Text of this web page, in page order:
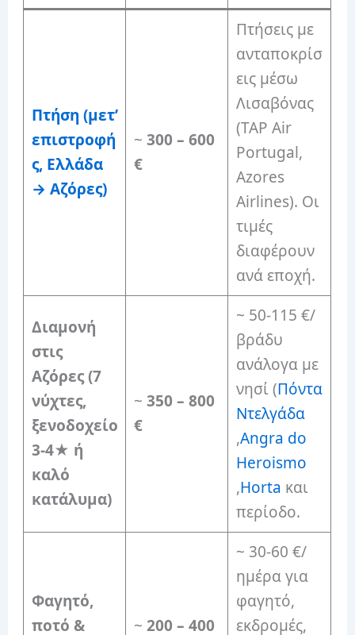
Πτήση (μετ’
επιστροφή
ς, Ελλάδα
→ Αζόρες)
~ 300 – 600
€
Πτήσεις με
ανταποκρίσ
εις μέσω
Λισαβόνας
(TAP Air
Portugal,
Azores
Airlines). Οι
τιμές
διαφέρουν
ανά εποχή.
Διαμονή
στις
Αζόρες (7
νύχτες,
ξενοδοχείο
3-4★ ή
καλό
κατάλυμα)
~ 350 – 800
€
~ 50-115 €/
βράδυ
ανάλογα με
νησί (Πόντα
Ντελγάδα
,Angra do
Heroismo
,Horta και
περίοδο.
Φαγητό,
ποτό &
~ 200 – 400
~ 30-60 €/
ημέρα για
φαγητό,
εκδρομές,